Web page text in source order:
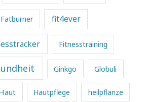
Fatburner fit4ever
Fitnesstraining
Ginkgo Globuli
Hautpflege heilpflanze